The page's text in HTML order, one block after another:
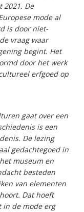
De
mode al
is door niet-
vraag waar
begint. Het
door het werk
erfgoed op
gaat over een
is een
De lezing
gedachtegoed in
museum en
besteden
van elementen
Dat hoeft
de mode erg